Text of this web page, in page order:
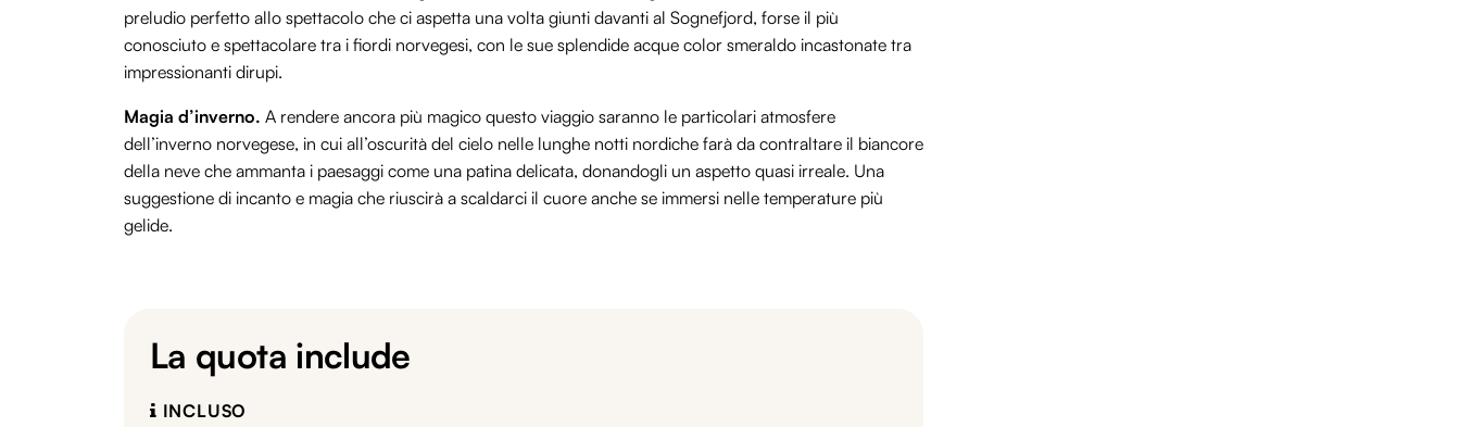
preludio perfetto allo spettacolo che ci aspetta una volta giunti davanti al Sognefjord, forse il più
conosciuto e spettacolare tra i fiordi norvegesi, con le sue splendide acque color smeraldo incastonate tra
impressionanti dirupi.
Magia d’inverno. A rendere ancora più magico questo viaggio saranno le particolari atmosfere
dell’inverno norvegese, in cui all’oscurità del cielo nelle lunghe notti nordiche farà da contraltare il biancore
della neve che ammanta i paesaggi come una patina delicata, donandogli un aspetto quasi irreale. Una
suggestione di incanto e magia che riuscirà a scaldarci il cuore anche se immersi nelle temperature più
gelide.
La quota include
INCLUSO